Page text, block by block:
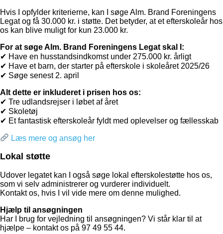
Hvis I opfylder kriterierne, kan I søge Alm. Brand Foreningens
Legat og få 30.000 kr. i støtte. Det betyder, at et efterskoleår hos
os kan blive muligt for kun 23.000 kr.
For at søge Alm. Brand Foreningens Legat skal I:
✔ Have en husstandsindkomst under 275.000 kr. årligt
✔ Have et barn, der starter på efterskole i skoleåret 2025/26
✔ Søge senest 2. april
Alt dette er inkluderet i prisen hos os:
✔ Tre udlandsrejser i løbet af året
✔ Skoletøj
✔ Et fantastisk efterskoleår fyldt med oplevelser og fællesskab
Læs mere og ansøg her
Lokal støtte
Udover legatet kan I også søge lokal efterskolestøtte hos os,
som vi selv administrerer og vurderer individuelt.
Kontakt os, hvis I vil vide mere om denne mulighed.
Hjælp til ansøgningen
Har I brug for vejledning til ansøgningen? Vi står klar til at
hjælpe – kontakt os på 97 49 55 44.